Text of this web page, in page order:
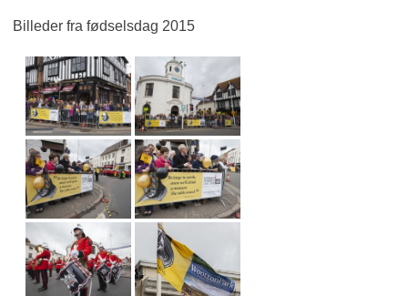
Billeder fra fødselsdag 2015